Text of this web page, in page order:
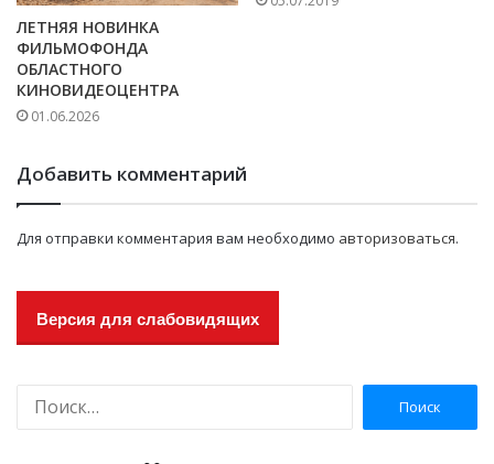
ЛЕТНЯЯ НОВИНКА
ФИЛЬМОФОНДА
ОБЛАСТНОГО
КИНОВИДЕОЦЕНТРА
01.06.2026
Добавить комментарий
Для отправки комментария вам необходимо авторизоваться.
Версия для слабовидящих